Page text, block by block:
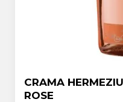
CRAMA
ROSE